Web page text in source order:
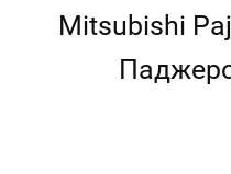
Mitsubishi